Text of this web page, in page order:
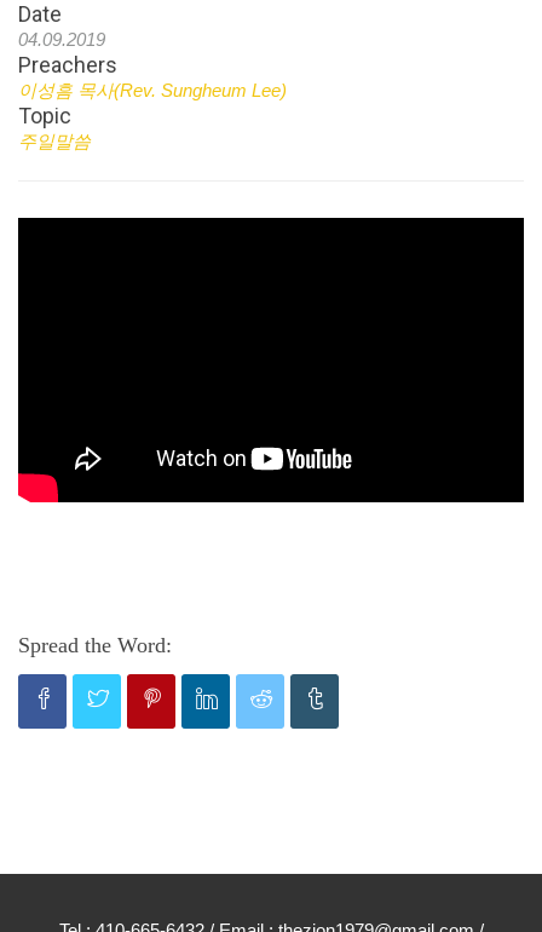
Date
04.09.2019
Preachers
이성흠 목사(Rev. Sungheum Lee)
Topic
주일말씀
Spread the Word: